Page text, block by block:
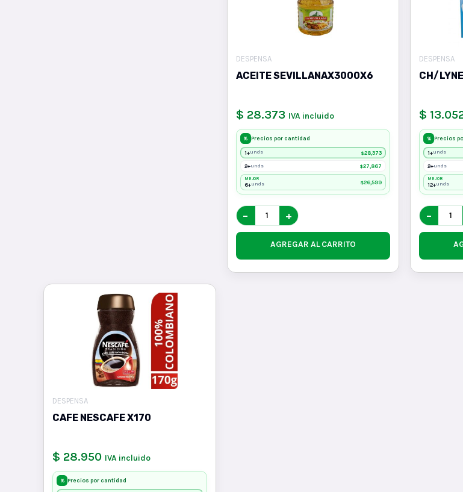
DESPENSA
ACEITE SEVILLANAX3000X6
$ 28.373 IVA incluido
% Precios por cantidad
1+unds $28,373
2+unds $27,867
MEJOR
6+unds $26,599
− +
AGREGAR AL CARRITO
DESPENSA
CH/
$
% Precios
1+unds
2+unds
MEJOR
12+unds
−
DESPENSA
CAFE NESCAFE X170
$ 28.950 IVA incluido
% Precios por cantidad